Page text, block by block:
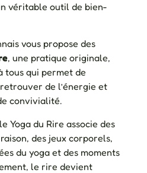
véritable outil de bien-
vous propose des
, une pratique originale,
tous qui permet de
de l’énergie et
convivialité.
Yoga du Rire associe des
des jeux corporels,
du yoga et des moments
le rire devient